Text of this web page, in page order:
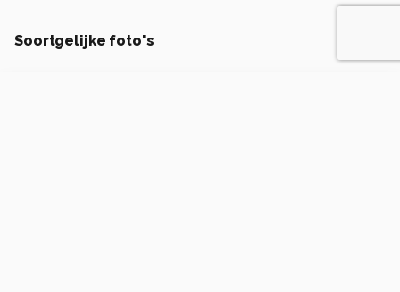
Soortgelijke foto's